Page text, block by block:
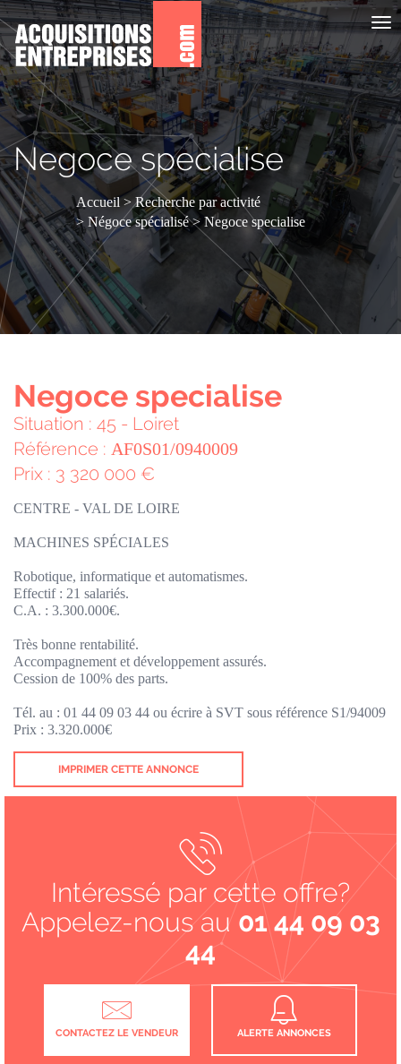
le
Negoce specialise
Accueil
Recherche par activité
Négoce spécialisé
Negoce specialise
Negoce specialise
Situation : 45 - Loiret
Référence : AF0S01/0940009
Prix : 3 320 000 €
CENTRE - VAL DE LOIRE
MACHINES SPÉCIALES
Robotique, informatique et automatismes.
Effectif : 21 salariés.
C.A. : 3.300.000€.
Très bonne rentabilité.
Accompagnement et développement assurés.
Cession de 100% des parts.
Tél. au : 01 44 09 03 44 ou écrire à SVT sous référence S1/94009
Prix : 3.320.000€
IMPRIMER CETTE ANNONCE
Intéressé par cette offre?
Appelez-nous au01 44 09 03
44
CONTACTEZ LE VENDEUR ALERTE ANNONCES